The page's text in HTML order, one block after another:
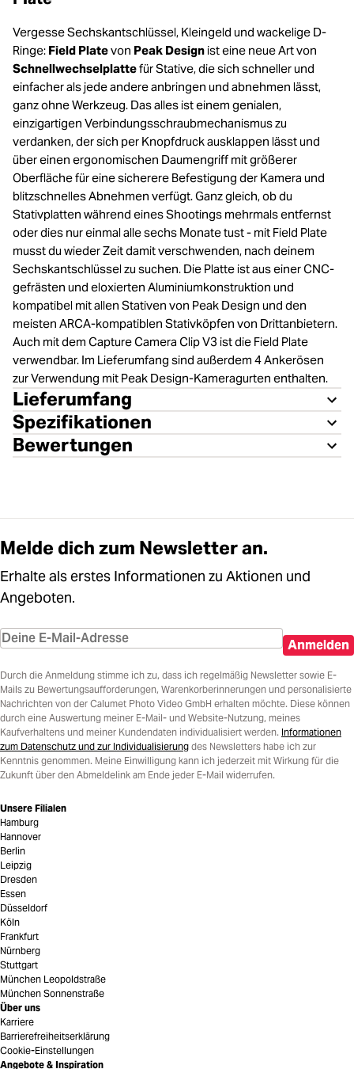
Vergesse Sechskantschlüssel, Kleingeld und wackelige D-
Ringe: Field Platevon Peak Design ist eine neue Art von
Schnellwechselplattefür Stative, die sich schneller und
einfacher als jede andere anbringen und abnehmen lässt,
ganz ohne Werkzeug. Das alles ist einem genialen,
einzigartigen Verbindungsschraubmechanismus zu
verdanken, der sich per Knopfdruck ausklappen lässt und
über einen ergonomischen Daumengriff mit größerer
Oberfläche für eine sicherere Befestigung der Kamera und
blitzschnelles Abnehmen verfügt. Ganz gleich, ob du
Stativplatten während eines Shootings mehrmals entfernst
oder dies nur einmal alle sechs Monate tust - mit Field Plate
musst du wieder Zeit damit verschwenden, nach deinem
Sechskantschlüssel zu suchen. Die Platte ist aus einer CNC-
gefrästen und eloxierten Aluminiumkonstruktion und
kompatibel mit allen Stativen von Peak Design und den
meisten ARCA-kompatiblen Stativköpfen von Drittanbietern.
Auch mit dem Capture Camera Clip V3 ist die Field Plate
verwendbar. Im Lieferumfang sind außerdem 4 Ankerösen
zur Verwendung mit Peak Design-Kameragurten enthalten.
Lieferumfang
Spezifikationen
Bewertungen
Melde dich zum Newsletter an.
Erhalte als erstes Informationen zu Aktionen und
Angeboten.
Anmelden
Durch die Anmeldung stimme ich zu, dass ich regelmäßig Newsletter sowie E-
Mails zu Bewertungsaufforderungen, Warenkorberinnerungen und personalisierte
Nachrichten von der Calumet Photo Video GmbH erhalten möchte. Diese können
durch eine Auswertung meiner E-Mail- und Website-Nutzung, meines
Kaufverhaltens und meiner Kundendaten individualisiert werden. Informationen
zum Datenschutz und zur Individualisierung des Newsletters habe ich zur
Kenntnis genommen. Meine Einwilligung kann ich jederzeit mit Wirkung für die
Zukunft über den Abmeldelink am Ende jeder E-Mail widerrufen.
Unsere Filialen
Hamburg
Hannover
Berlin
Leipzig
Dresden
Essen
Düsseldorf
Köln
Frankfurt
Nürnberg
Stuttgart
München Leopoldstraße
München Sonnenstraße
Über uns
Karriere
Barrierefreiheitserklärung
Cookie-Einstellungen
Angebote & Inspiration